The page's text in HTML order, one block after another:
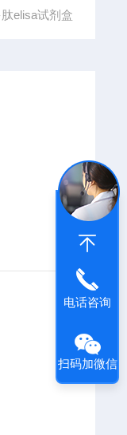
elisa试剂盒
电话咨询
扫码加微信